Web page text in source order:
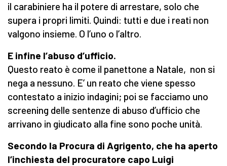
il carabiniere ha il potere di arrestare, solo che
supera i propri limiti. Quindi: tutti e due i reati non
valgono insieme. O l’uno o l’altro.
E infine l’abuso d’ufficio.
Questo reato è come il panettone a Natale, non si
nega a nessuno. E’ un reato che viene spesso
contestato a inizio indagini; poi se facciamo uno
screening delle sentenze di abuso d’ufficio che
arrivano in giudicato alla fine sono poche unità.
Secondo la Procura di Agrigento, che ha aperto
l’inchiesta del procuratore capo Luigi